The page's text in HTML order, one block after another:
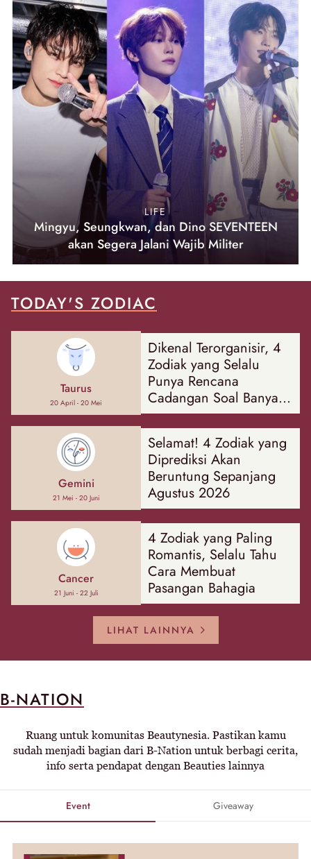
LIFE
Mingyu, Seungkwan, dan Dino SEVENTEEN
akan Segera Jalani Wajib Militer
TODAY'S ZODIAC
Taurus
20 April - 20 Mei
Dikenal Terorganisir, 4
Zodiak yang Selalu
Punya Rencana
Cadangan Soal Banyak
Hal
Gemini
21 Mei - 20 Juni
Selamat! 4 Zodiak yang
Diprediksi Akan
Beruntung Sepanjang
Agustus 2026
Cancer
21 Juni - 22 Juli
4 Zodiak yang Paling
Romantis, Selalu Tahu
Cara Membuat
Pasangan Bahagia
LIHAT LAINNYA
B-NATION
Ruang untuk komunitas Beautynesia. Pastikan kamu
sudah menjadi bagian dari B-Nation untuk berbagi cerita,
info serta pendapat dengan Beauties lainnya
Event Giveaway